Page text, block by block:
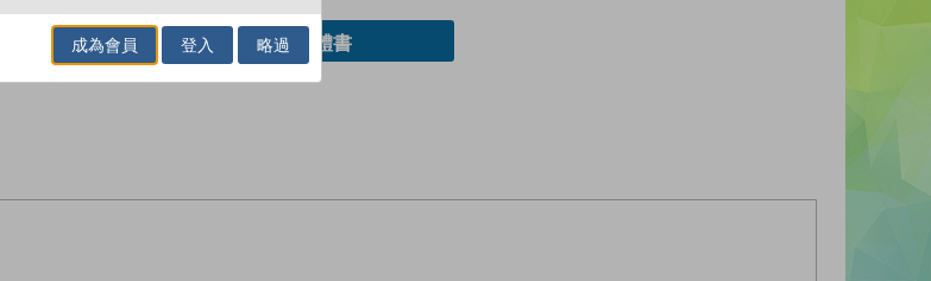
入／閱讀電子書 借閱實體書
成為會員 登入 略過